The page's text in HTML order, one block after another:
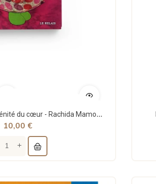
Badr et la pluie - la sérénité du cœur - Rachida Mamoune - Le Relais
10,00 €